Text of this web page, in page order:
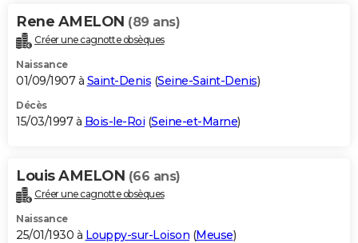
Rene AMELON (89 ans)
Créer une cagnotte obsèques
Naissance
01/09/1907 à Saint-Denis (Seine-Saint-Denis)
Décès
15/03/1997 à Bois-le-Roi (Seine-et-Marne)
Louis AMELON (66 ans)
Créer une cagnotte obsèques
Naissance
25/01/1930 à Louppy-sur-Loison (Meuse)